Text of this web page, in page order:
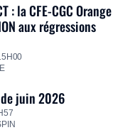
: la CFE-CGC Orange
aux régressions
de juin 2026